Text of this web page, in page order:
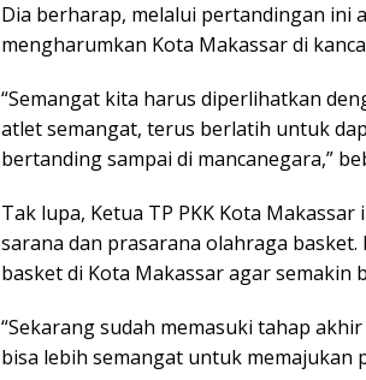
Dia berharap, melalui pertandingan
mengharumkan Kota Makassar di
“Semangat kita harus diperlihatkan
atlet semangat, terus berlatih untuk
bertanding sampai di mancanegara,”
Tak lupa, Ketua TP PKK Kota
sarana dan prasarana olahraga
basket di Kota Makassar agar semakin
“Sekarang sudah memasuki tahap
bisa lebih semangat untuk memajukan